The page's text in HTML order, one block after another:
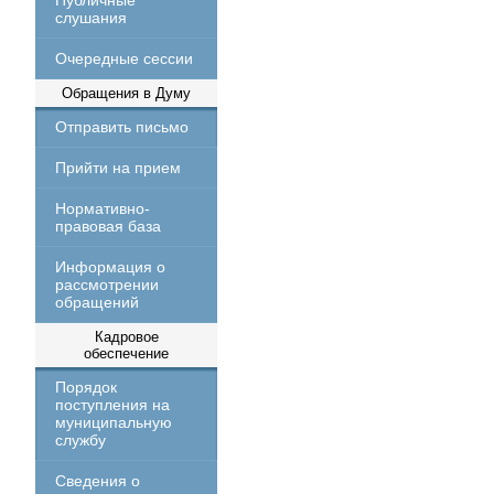
слушания
Очередные сессии
Обращения в Думу
Отправить письмо
Прийти на прием
Нормативно-
правовая база
Информация о
рассмотрении
обращений
Кадровое
обеспечение
Порядок
поступления на
муниципальную
службу
Сведения о